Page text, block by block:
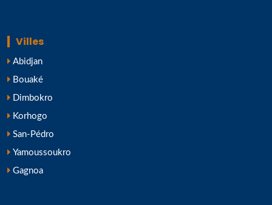
Villes
Abidjan
Bouaké
Dimbokro
Korhogo
San-Pédro
Yamoussoukro
Gagnoa